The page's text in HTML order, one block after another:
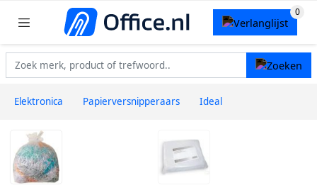
Elektronica Papierversnipperaars Ideal